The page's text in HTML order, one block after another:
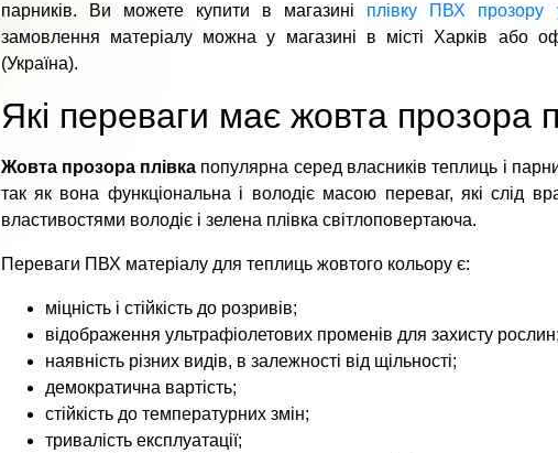
парників. Ви можете купити в магазині плівку ПВХ прозору
замовлення матеріалу можна у магазині в місті Харків або
(Україна).
Які переваги має жовта прозора
Жовта прозора плівка популярна серед власників теплиць і
так як вона функціональна і володіє масою переваг, які слід
властивостями володіє і зелена плівка світлоповертаюча.
Переваги ПВХ матеріалу для теплиць жовтого кольору є:
міцність і стійкість до розривів;
відображення ультрафіолетових променів для захисту рослин;
наявність різних видів, в залежності від щільності;
демократична вартість;
стійкість до температурних змін;
тривалість експлуатації;